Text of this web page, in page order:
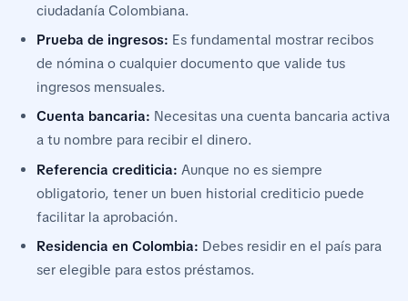
ciudadanía Colombiana.
Prueba de ingresos: Es fundamental mostrar recibos
de nómina o cualquier documento que valide tus
ingresos mensuales.
Cuenta bancaria: Necesitas una cuenta bancaria activa
a tu nombre para recibir el dinero.
Referencia crediticia: Aunque no es siempre
obligatorio, tener un buen historial crediticio puede
facilitar la aprobación.
Residencia en Colombia: Debes residir en el país para
ser elegible para estos préstamos.